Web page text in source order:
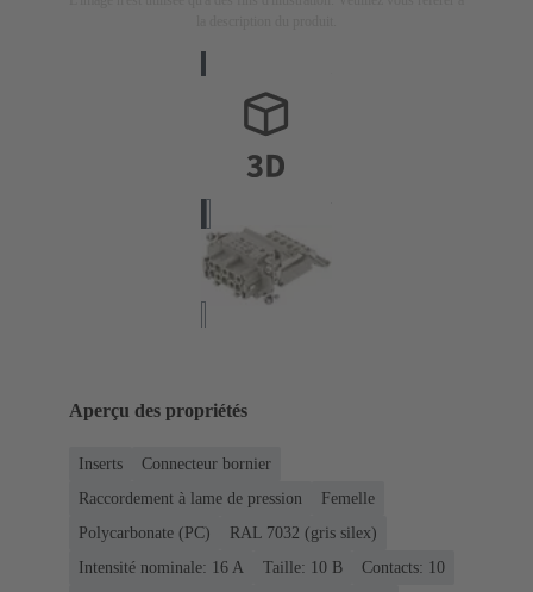
Aperçu des propriétés
Inserts
Connecteur bornier
Raccordement à lame de pression
Femelle
Polycarbonate (PC)
RAL 7032 (gris silex)
Intensité nominale: ‌16 A
Taille: 10 B
Contacts: 10